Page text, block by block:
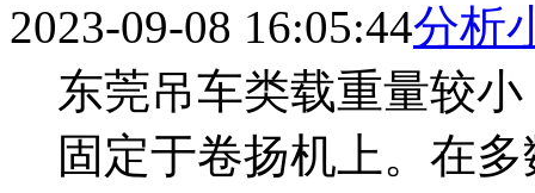
2023-09-08 16:05:44分析
东莞吊车类载重量较
固定于卷扬机上。在